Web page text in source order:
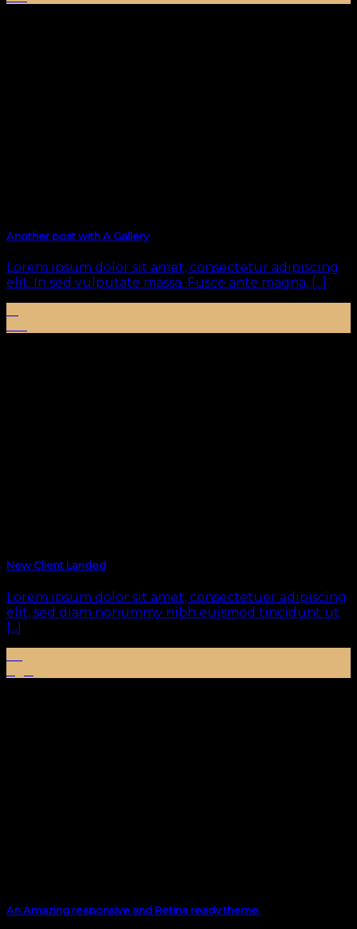
Another post with A Gallery
Lorem ipsum dolor sit amet, consectetur adipiscing
elit. In sed vulputate massa. Fusce ante magna, [...]
New Client Landed
Lorem ipsum dolor sit amet, consectetuer adipiscing
elit, sed diam nonummy nibh euismod tincidunt ut
[...]
An Amazing responsive and Retina ready theme.